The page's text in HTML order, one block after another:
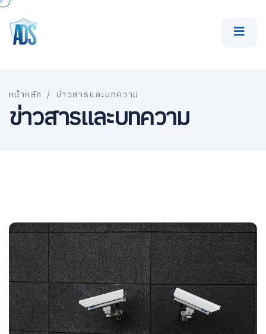
หน้าหลัก / ข่าวสารและบทความ
ข่าวสารและบทความ